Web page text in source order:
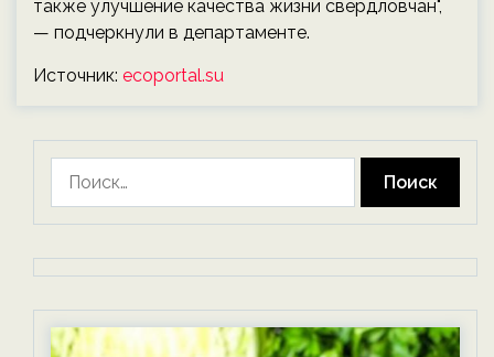
также улучшение качества жизни свердловчан",
— подчеркнули в департаменте.
Источник: ecoportal.su